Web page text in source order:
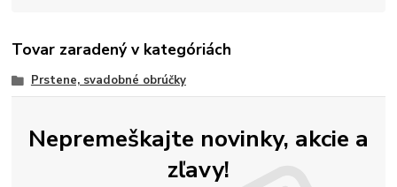
Tovar zaradený v kategóriách
Prstene, svadobné obrúčky
Nepremeškajte novinky, akcie a
zľavy!